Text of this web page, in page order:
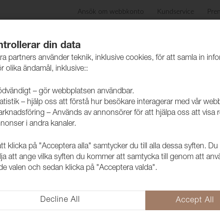
Ansök om webbkonto Kundservice
Produkter Skötselråd
Tyg Grace
1009018
Grace har precis som namnet
ger en mjuk och skön känsla i
Bra testresultat gör att det
din data
partners använder teknik, inklusive cookies, för att samla in
olika ändamål, inklusive::
– gör webbplatsen användbar.
– hjälp oss att förstå hur besökare interagerar med vår
– Används av annonsörer för att hjälpa oss att visa
i andra kanaler.
klicka på "Acceptera alla" samtycker du till alla dessa syften. Du
att ange vilka syften du kommer att samtycka till genom att
valen och sedan klicka på "Acceptera valda".
Decline All Accept All